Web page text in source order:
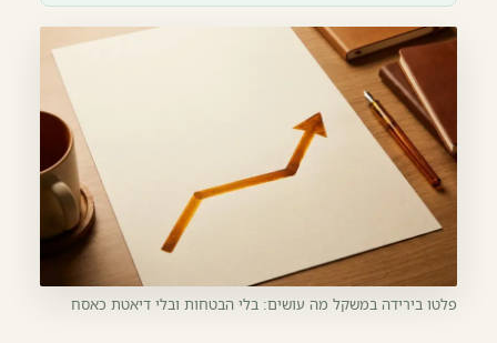
פלטו בירידה במשקל מה עושים: בלי הבטחות ובלי דיאטת כאסח